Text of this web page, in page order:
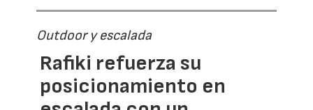
Outdoor y escalada
Rafiki refuerza su
posicionamiento en